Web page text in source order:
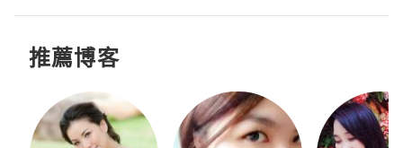
推薦博客